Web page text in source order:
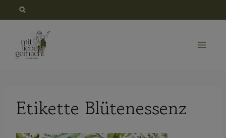
springen
Etikette Blütenessenz